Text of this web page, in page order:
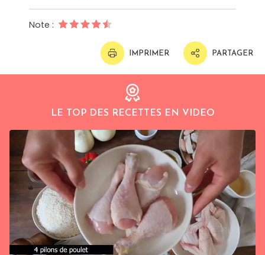
Note :
IMPRIMER PARTAGER
LE TOP DES RECETTES EN VIDEO